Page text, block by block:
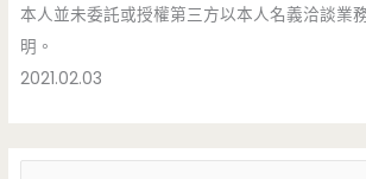
本人並未委託或授權第三方以本人名義洽談業
明。
2021.02.03